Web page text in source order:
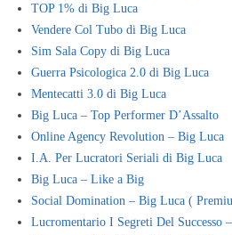
TOP 1% di Big Luca
Vendere Col Tubo di Big Luca
Sim Sala Copy di Big Luca
Guerra Psicologica 2.0 di Big Luca
Mentecatti 3.0 di Big Luca
Big Luca – Top Performer D’Assalto
Online Agency Revolution – Big Luca
I.A. Per Lucratori Seriali di Big Luca
Big Luca – Like a Big
Social Domination – Big Luca (
Lucromentario I Segreti Del